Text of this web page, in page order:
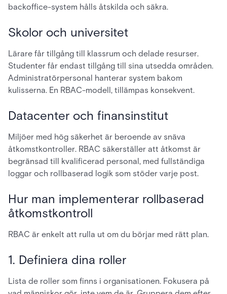
backoffice-system hålls åtskilda och säkra.
Skolor och universitet
Lärare får tillgång till klassrum och delade resurser.
Studenter får endast tillgång till sina utsedda områden.
Administratörpersonal hanterar system bakom
kulisserna. En RBAC-modell, tillämpas konsekvent.
Datacenter och finansinstitut
Miljöer med hög säkerhet är beroende av snäva
åtkomstkontroller. RBAC säkerställer att åtkomst är
begränsad till kvalificerad personal, med fullständiga
loggar och rollbaserad logik som stöder varje post.
Hur man implementerar rollbaserad
åtkomstkontroll
RBAC är enkelt att rulla ut om du börjar med rätt plan.
1. Definiera dina roller
Lista de roller som finns i organisationen. Fokusera på